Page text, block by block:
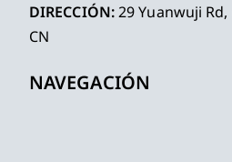
DIRECCIÓN:29 Yuanwuji
CN
NAVEGACIÓN